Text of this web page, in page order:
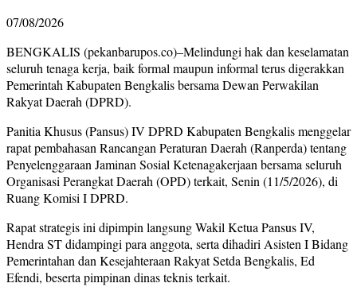
07/08/2026
BENGKALIS (pekanbarupos.co)–Melindungi hak dan keselamatan
seluruh tenaga kerja, baik formal maupun informal terus digerakkan
Pemerintah Kabupaten Bengkalis bersama Dewan Perwakilan
Rakyat Daerah (DPRD).
Panitia Khusus (Pansus) IV DPRD Kabupaten Bengkalis menggelar
rapat pembahasan Rancangan Peraturan Daerah (Ranperda) tentang
Penyelenggaraan Jaminan Sosial Ketenagakerjaan bersama seluruh
Organisasi Perangkat Daerah (OPD) terkait, Senin (11/5/2026), di
Ruang Komisi I DPRD.
Rapat strategis ini dipimpin langsung Wakil Ketua Pansus IV,
Hendra ST didampingi para anggota, serta dihadiri Asisten I Bidang
Pemerintahan dan Kesejahteraan Rakyat Setda Bengkalis, Ed
Efendi, beserta pimpinan dinas teknis terkait.